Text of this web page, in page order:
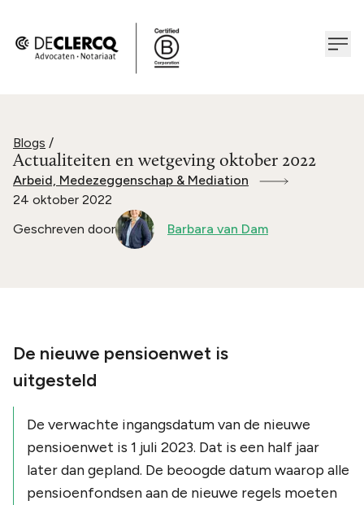
Blogs /
Actualiteiten en wetgeving oktober 2022
Arbeid, Medezeggenschap & Mediation
24 oktober 2022
Geschreven door
Barbara van Dam
De nieuwe pensioenwet is
uitgesteld
De verwachte ingangsdatum van de nieuwe
pensioenwet is 1 juli 2023. Dat is een half jaar
later dan gepland. De beoogde datum waarop alle
pensioenfondsen aan de nieuwe regels moeten